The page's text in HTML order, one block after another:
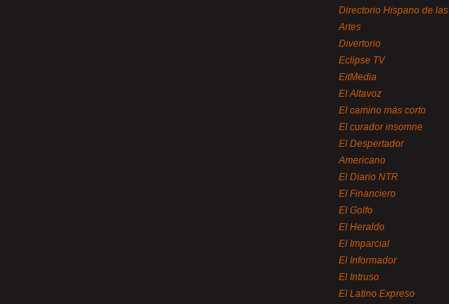
Directorio Hispano de las
Artes
Divertorio
Eclipse TV
EitMedia
El Altavoz
El camino más corto
El curador insomne
El Despertador
Americano
El Diario NTR
El Financiero
El Golfo
El Heraldo
El Imparcial
El Informador
El Intruso
El Latino Expreso